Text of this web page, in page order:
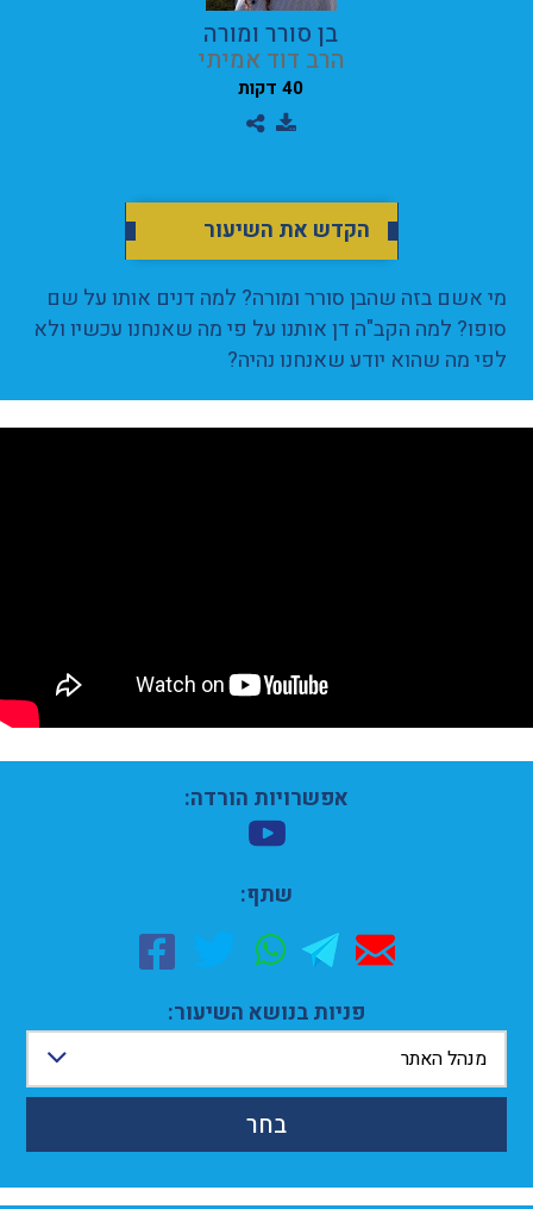
בן סורר ומורה
הרב דוד אמיתי
40 דקות
הקדש את השיעור
מי אשם בזה שהבן סורר ומורה? למה דנים אותו על שם
סופו? למה הקב"ה דן אותנו על פי מה שאנחנו עכשיו ולא
לפי מה שהוא יודע שאנחנו נהיה?
אפשרויות הורדה:
שתף:
פניות בנושא השיעור:
מנהל האתר
בחר